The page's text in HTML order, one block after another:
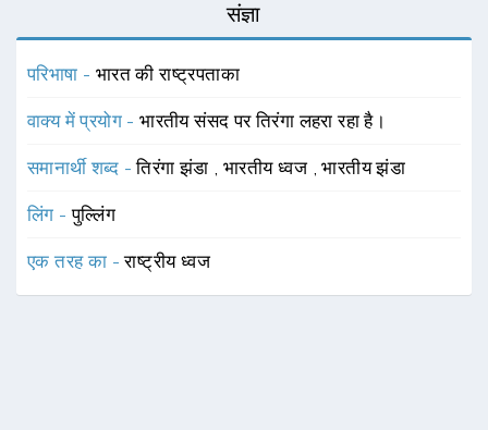
संज्ञा
परिभाषा - भारत की राष्ट्रपताका
वाक्य में प्रयोग -भारतीय संसद पर तिरंगा लहरा रहा है।
समानार्थी शब्द -तिरंगा झंडा ,भारतीय ध्वज ,भारतीय झंडा
लिंग -पुल्लिंग
एक तरह का -राष्ट्रीय ध्वज